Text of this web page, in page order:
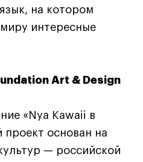
на котором
интересные
Art & Design
«Nya Kawaii в
основан на
— российской